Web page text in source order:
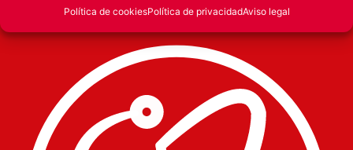
Política de cookiesPolítica de privacidadAviso legal
Alimentos La Pedriza S.L. © 2026